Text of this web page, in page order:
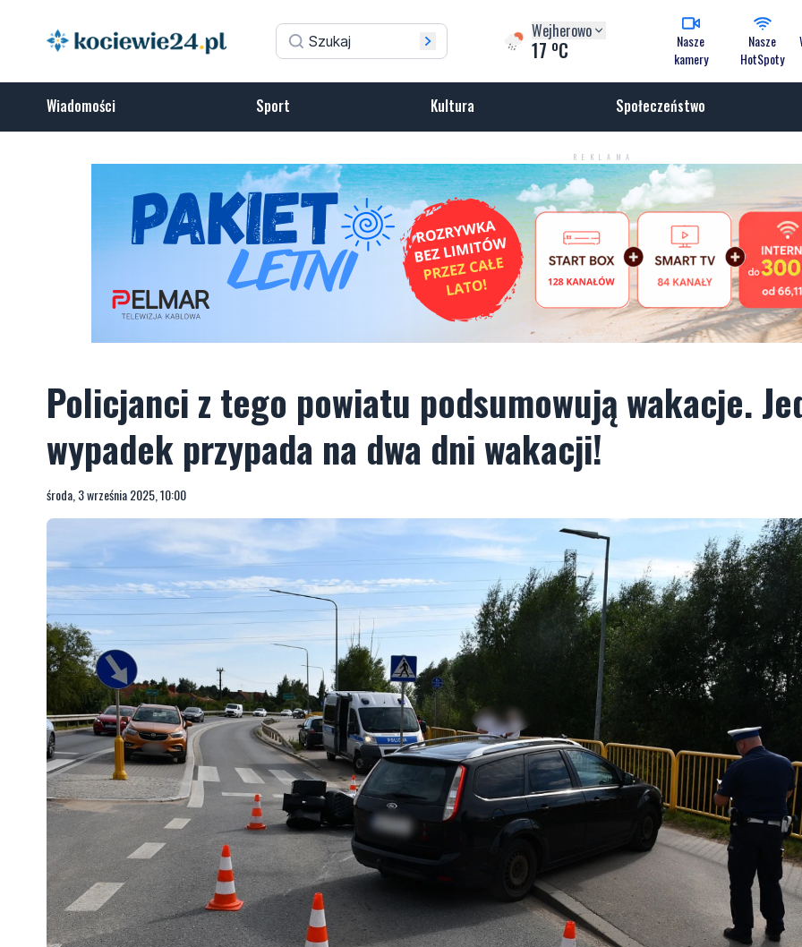
Wejherowo
17 oC
Nasze
kamery
Nasze
HotSpoty
Wiadomości Sport Kultura Społeczeństwo
REKLAMA
Policjanci z tego powiatu podsumowują wakacje.
wypadek przypada na dwa dni wakacji!
środa, 3 września 2025, 10:00